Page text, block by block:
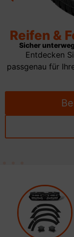
Reifen &
Sicher
Entdecken
passgenau für